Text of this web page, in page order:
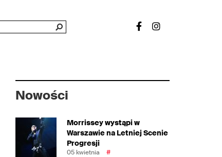
Nowości
Morrissey wystąpi w
Warszawie na Letniej Scenie
Progresji
05 kwietnia #